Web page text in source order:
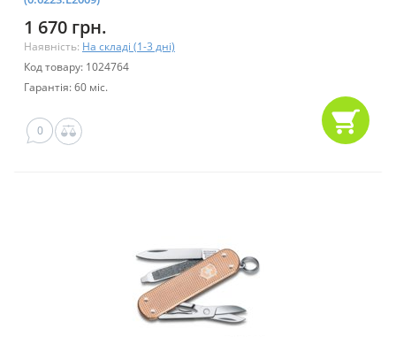
1 670 грн.
Наявність: На складі (1-3 дні)
Код товару: 1024764
Гарантія: 60 міс.
0